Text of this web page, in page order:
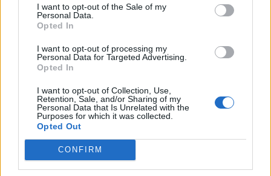
I want to opt-out of the Sale of my
Personal Data.
Opted In
I want to opt-out of processing my
Personal Data for Targeted Advertising.
Opted In
I want to opt-out of Collection, Use,
Retention, Sale, and/or Sharing of my
Personal Data that Is Unrelated with the
Purposes for which it was collected.
Opted Out
CONFIRM
Online: Není nikde online
Naposledy aktivní
Počet přátel
Profil zobrazen: 11483x
Kocoulinkové,Lavička pro přátele,Ostrava,Pohodové posezení s přáteli
Prdloňky
Sledované diskuze:Informace pro uživatele